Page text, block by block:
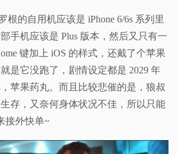
根的自用机应该是 iPhone 6/6s 系列里
手机应该是 Plus 版本，然后又只有一
键加上 iOS 的样式，还戴了个苹果
是它没跑了，剧情设定都是 2029 年
苹果药丸。而且比较悲催的是，狼叔
存，又奈何身体状况不佳，所以只能
接外快单~